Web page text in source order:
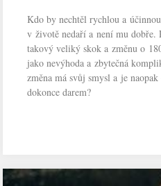
Kdo by nechtěl rychlou a
v životě nedaří a není mu dobře.
takový veliký skok a změnu o
jako nevýhoda a zbytečná
změna má svůj smysl a je
dokonce darem?